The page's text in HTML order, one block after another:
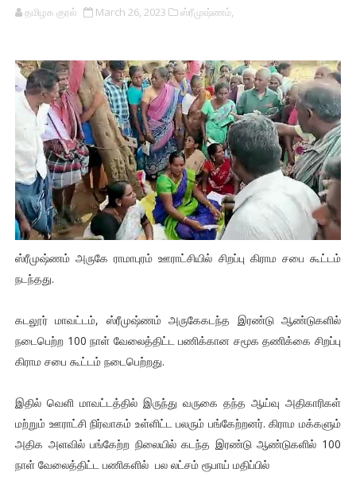
தமிழக குரல் March 26, 2023 ஸ்ரீமுஷ்ணம்,
ஸ்ரீமுஷ்ணம் அருகே ராமாபுரம் ஊராட்சியில் சிறப்பு கிராம சபை கூட்டம்
நடந்தது.
கடலூர் மாவட்டம், ஸ்ரீமுஷ்ணம் அருகேகடந்த இரண்டு ஆண்டுகளில்
நடைபெற்ற 100 நாள் வேலைத்திட்ட பணிக்கான சமூக தணிக்கை சிறப்பு
கிராம சபை கூட்டம் நடைபெற்றது.
இதில் வெளி மாவட்டத்தில் இருந்து வருகை தந்த ஆய்வு அதிகாரிகள்
மற்றும் ஊராட்சி நிர்வாகம் உள்ளிட்ட பலரும் பங்கேற்றனர். கிராம மக்களும்
அதிக அளவில் பங்கேற்ற நிலையில் கடந்த இரண்டு ஆண்டுகளில் 100
நாள் வேலைத்திட்ட பணிகளில் பல லட்சம் ரூபாய் மதிப்பில்